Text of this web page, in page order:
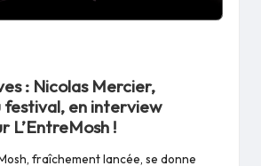
: Nicolas Mercier,
en interview
L’EntreMosh !
fraîchement lancée, se donne